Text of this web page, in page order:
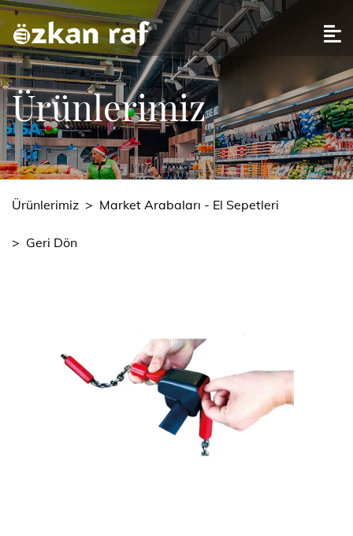
Ürünlerimiz
Ürünlerimiz > Market Arabaları - El Sepetleri
> Geri Dön